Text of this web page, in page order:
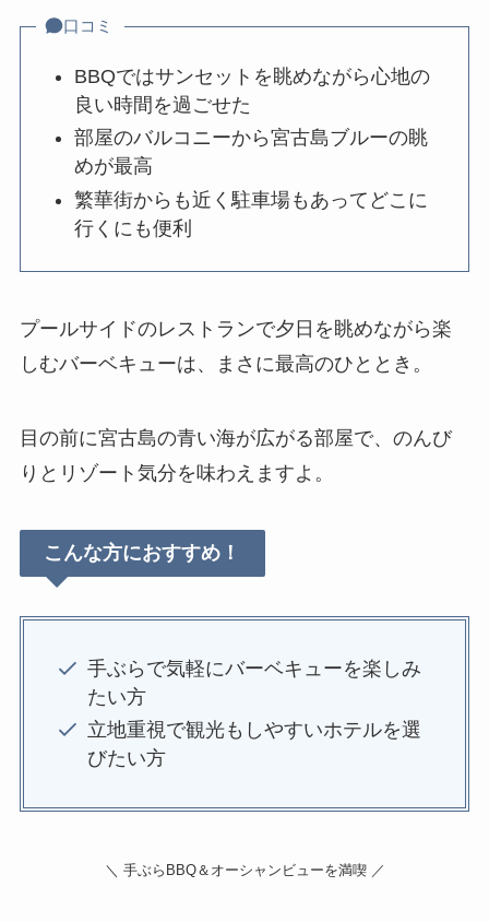
口コミ
BBQではサンセットを眺めながら心地の
良い時間を過ごせた
部屋のバルコニーから宮古島ブルーの眺
めが最高
繁華街からも近く駐車場もあってどこに
行くにも便利
プールサイドのレストランで夕日を眺めながら楽
しむバーベキューは、まさに最高のひととき。
目の前に宮古島の青い海が広がる部屋で、のんび
りとリゾート気分を味わえますよ。
こんな方におすすめ！
手ぶらで気軽にバーベキューを楽しみ
たい方
立地重視で観光もしやすいホテルを選
びたい方
＼ 手ぶらBBQ＆オーシャンビューを満喫 ／